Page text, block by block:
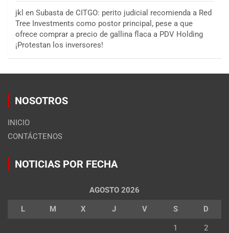
jkl en Subasta de CITGO: perito judicial recomienda a Red
Tree Investments como postor principal, pese a que
ofrece comprar a precio de gallina flaca a PDV Holding
¡Protestan los inversores!
NOSOTROS
INICIO
CONTÁCTENOS
NOTICIAS POR FECHA
AGOSTO 2026
L M X J V S D
1 2